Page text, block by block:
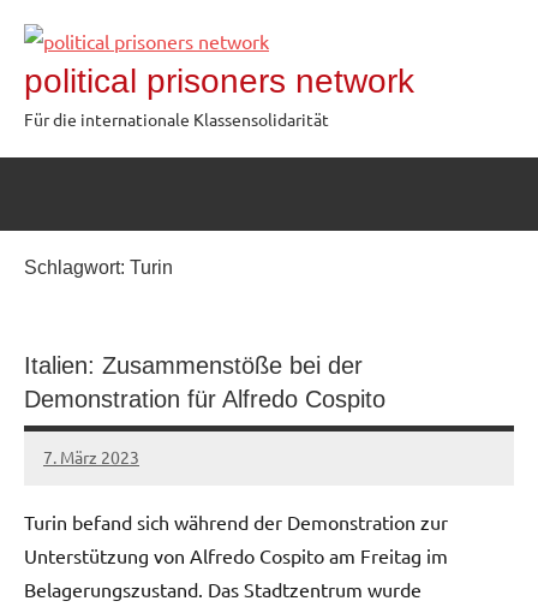
Inhalt
springen
political prisoners network
Für die internationale Klassensolidarität
Schlagwort: Turin
Italien: Zusammenstöße bei der
Demonstration für Alfredo Cospito
7. März 2023
network
Turin befand sich während der Demonstration zur
Unterstützung von Alfredo Cospito am Freitag im
Belagerungszustand. Das Stadtzentrum wurde